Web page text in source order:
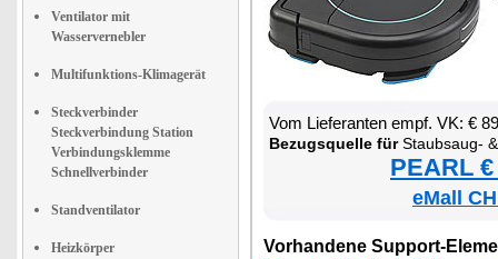
Ventilator mit
Wasservernebler
Multifunktions-Klimagerät
Steckverbinder
Steckverbindung Station
Verbindungsklemme
Schnellverbinder
Standventilator
Heizkörper
Vom Lie­fe­ran­ten empf. VK: €
Be­zugs­quel­le fürStaub­saug- &
PEARL
eMall
Vor­han­de­ne Sup­port-